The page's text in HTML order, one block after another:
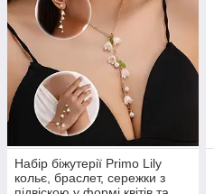
Набір біжутерії Primo Lily
кольє, браслет, сережки з